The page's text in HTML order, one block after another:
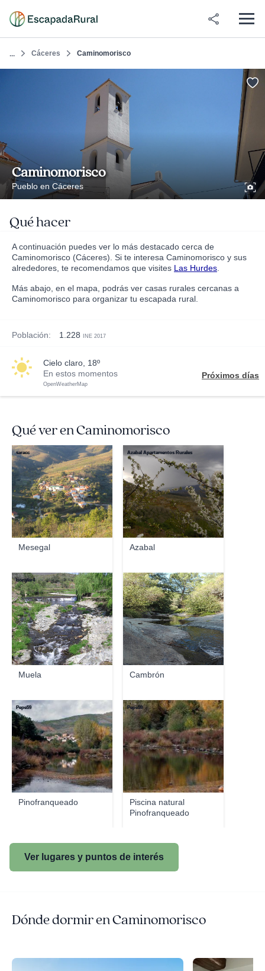
... Cáceres Caminomorisco
Caminomorisco
Pueblo en Cáceres
Qué hacer
A continuación puedes ver lo más destacado cerca de
Caminomorisco (Cáceres). Si te interesa Caminomorisco y sus
alrededores, te recomendamos que visites Las Hurdes
Más abajo, en el mapa, podrás ver casas rurales cercanas a
Caminomorisco para organizar tu escapada rural.
Población: 1.228 INE 2017
cielo claro, 18º
En estos momentos
OpenWeatherMap
Próximos días
Qué ver en Caminomorisco
Mesegal
saracc
Azabal
Azabal Apartamentos Rurales
Muela
honylar4
Cambrón
Pinofranqueado
Pepe59
Piscina natural
Pinofranqueado
Pepe59
Ver lugares y puntos de interés
Dónde dormir en Caminomorisco